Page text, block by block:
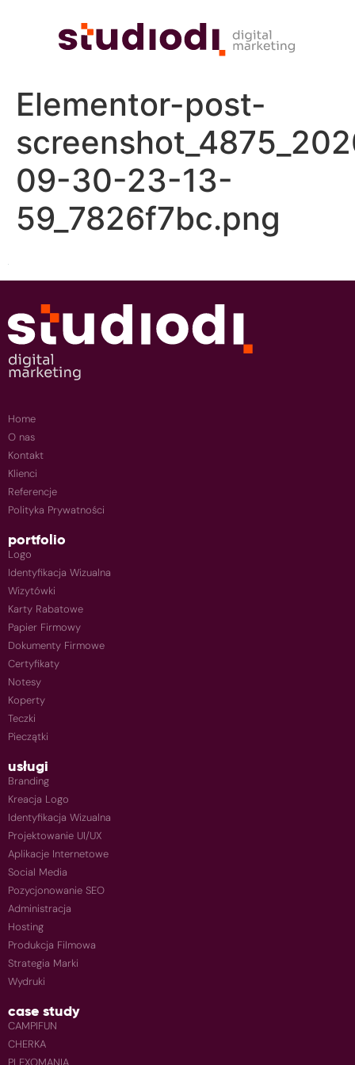
Elementor-post-
09-30-23-13-
59_7826f7bc.png
Home
O nas
Kontakt
Klienci
Referencje
Polityka Prywatności
portfolio
Logo
Identyfikacja Wizualna
Wizytówki
Karty Rabatowe
Papier Firmowy
Dokumenty Firmowe
Certyfikaty
Notesy
Koperty
Teczki
Pieczątki
usługi
Branding
Kreacja Logo
Identyfikacja Wizualna
Projektowanie UI/UX
Aplikacje Internetowe
Social Media
Pozycjonowanie SEO
Administracja
Hosting
Produkcja Filmowa
Strategia Marki
Wydruki
case study
CAMPIFUN
CHERKA